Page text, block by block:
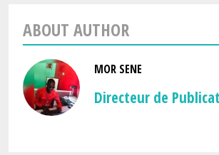
ABOUT AUTHOR
MOR SENE
Directeur de